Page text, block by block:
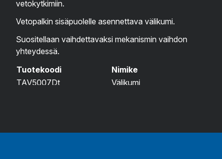
vetokytkimiin.
Vetopalkin sisäpuolelle asennettava välikumi.
Suositellaan vaihdettavaksi mekanismin vaihdon
yhteydessä.
Tuotekoodi
Nimike
TAV5007Dt
Välikumi